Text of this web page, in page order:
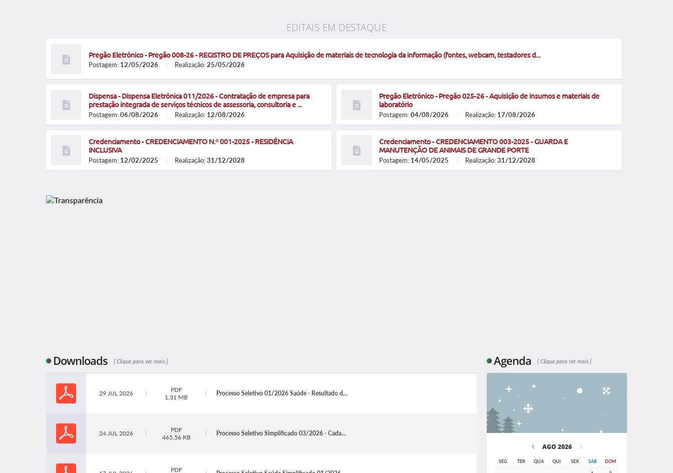
EDITAIS EM DESTAQUE
Pregão Eletrônico - Pregão 008-26 - REGISTRO DE PREÇOS para Aquisição de materiais de tecnologia da informação (fontes, webcam, testadores d...
Postagem: 12/05/2026 Realização:25/05/2026
Dispensa - Dispensa Eletrônica 011/2026 - Contratação de empresa para
prestação integrada de serviços técnicos de assessoria, consultoria e ...
Postagem:06/08/2026 Realização: 12/08/2026
Pregão Eletrônico - Pregão 025-26 - Aquisição de insumos e materiais de
laboratório
Postagem:04/08/2026 Realização: 17/08/2026
Credenciamento - CREDENCIAMENTO N.º 001-2025 - RESIDÊNCIA
INCLUSIVA
Postagem: 12/02/2025 Realização:31/12/2028
Credenciamento - CREDENCIAMENTO 003-2025 - GUARDA E
MANUTENÇÃO DE ANIMAIS DE GRANDE PORTE
Postagem: 14/05/2025 Realização:31/12/2028
Downloads Clique para ver mais
29 JUL 2026
PDF
1,31 MB
Processo Seletivo 01/2026 Saúde - Resultado d...
24 JUL 2026
PDF
465,56 KB
Processo Seletivo Simplificado 03/2026 - Cada...
PDF
Agenda Clique para ver mais
AGO 2026
SEG TER QUA QUI SEX SAB DOM